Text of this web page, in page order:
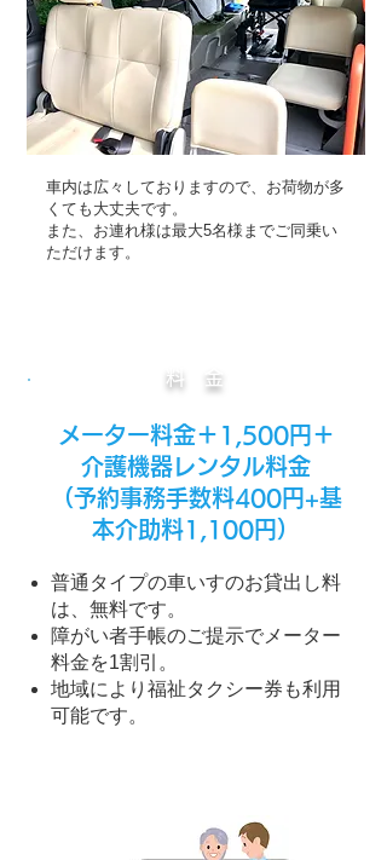
車内は広々しておりますので、お荷物が多
くても大丈夫です。
また、お連れ様は最大5名様までご同乗い
ただけます。
メーター料金＋1,500円＋
介護機器レンタル料金
（予約事務手数料400円+基
本介助料1,100円）
普通タイプの車いすのお貸出し料
は、無料です。
障がい者手帳のご提示でメーター
料金を1割引。
地域により福祉タクシー券も利用
可能です。
料 金